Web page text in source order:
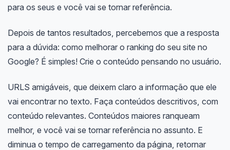
para os seus e você vai se tornar referência.
Depois de tantos resultados, percebemos que a resposta
para a dúvida: como melhorar o ranking do seu site no
Google? É simples! Crie o conteúdo pensando no usuário.
URLS amigáveis, que deixem claro a informação que ele
vai encontrar no texto. Faça conteúdos descritivos, com
conteúdo relevantes. Conteúdos maiores ranqueam
melhor, e você vai se tornar referência no assunto. E
diminua o tempo de carregamento da página, retornar